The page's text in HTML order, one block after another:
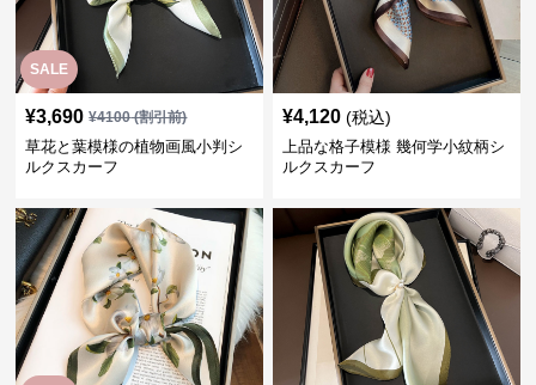
SALE
¥3,690 ¥4100(割引前)
草花と葉模様の植物画風小判シ
ルクスカーフ
¥4,120 (税込)
上品な格子模様 幾何学小紋柄シ
ルクスカーフ